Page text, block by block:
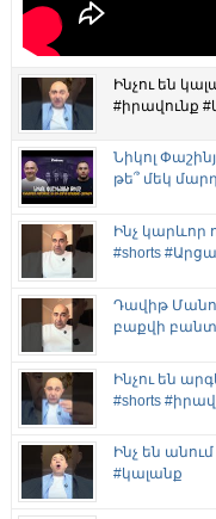
Ինչու են
#իրավունք
Նիկոլ
թե՞ մեկ
Ինչ կարևոր
#shorts
Դավիթ
բաքվի
Ինչու են
#shorts
Ինչ են
#կալանք